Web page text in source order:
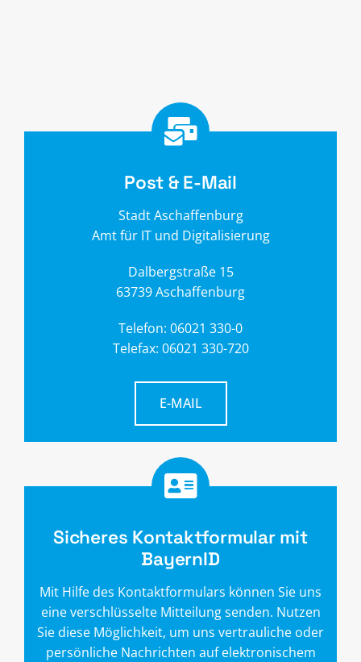
Post & E-Mail
Stadt Aschaffenburg
Amt für IT und Digitalisierung
Dalbergstraße 15
63739 Aschaffenburg
Telefon: 06021 330-0
Telefax: 06021 330-720
E-MAIL
Sicheres Kontaktformular mit
BayernID
Mit Hilfe des Kontaktformulars können Sie uns
eine verschlüsselte Mitteilung senden. Nutzen
Sie diese Möglichkeit, um uns vertrauliche oder
persönliche Nachrichten auf elektronischem